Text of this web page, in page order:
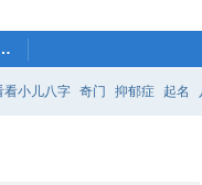
看小儿八字 奇门 抑郁症 起名